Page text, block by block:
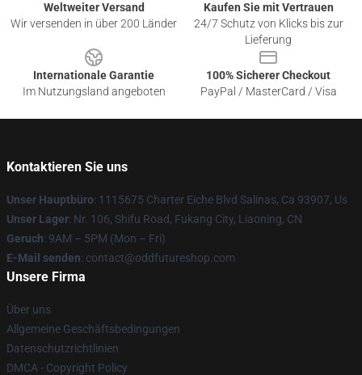
Weltweiter Versand
Wir versenden in über 200 Länder
Kaufen Sie mit Vertrauen
24/7 Schutz von Klicks bis zur
Lieferung
Internationale Garantie
Im Nutzungsland angeboten
100% Sicherer Checkout
PayPal / MasterCard / Visa
Kontaktieren Sie uns
Unser Hauptbüro: 1115675 Charter Eiche Blvd Salinas, Ca 93907, Us
Unser Lager: Nr. 106, Shifu Road, Fukang City, Liaoning, CN
Geruch: 9AM – 5PM (Mon – Fri)
E-Mail senden: contact@oddfutureshop.com
Unsere Firma
Über uns
Allgemeine Geschäftsbedingungen
Datenschutzrichtlinien
DMCA - Copyright Policy